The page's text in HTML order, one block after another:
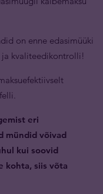
on enne edasimüüki
ja kvaliteedikontrolli!
eri
mündid võivad
kui soovid
kohta, siis võta